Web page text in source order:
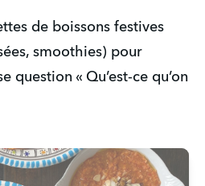
de boissons festives
smoothies) pour
question « Qu’est-ce qu’on